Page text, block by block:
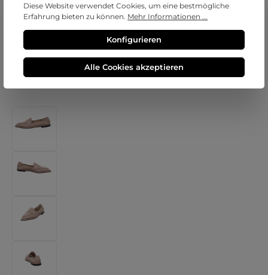
Diese Website verwendet Cookies, um eine bestmögliche
Erfahrung bieten zu können. Mehr Informationen ...
Konfigurieren
Alle Cookies akzeptieren